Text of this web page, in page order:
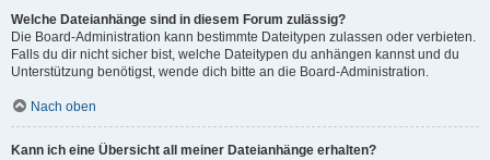
Welche Dateianhänge sind in diesem Forum zulässig?
Die Board-Administration kann bestimmte Dateitypen zulassen oder verbieten.
Falls du dir nicht sicher bist, welche Dateitypen du anhängen kannst und du
Unterstützung benötigst, wende dich bitte an die Board-Administration.
Nach oben
Kann ich eine Übersicht all meiner Dateianhänge erhalten?